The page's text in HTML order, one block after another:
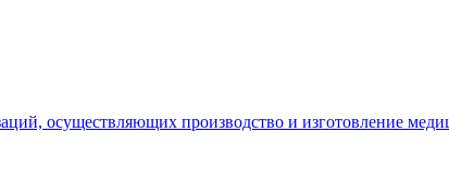
осуществляющих производство и изготовление